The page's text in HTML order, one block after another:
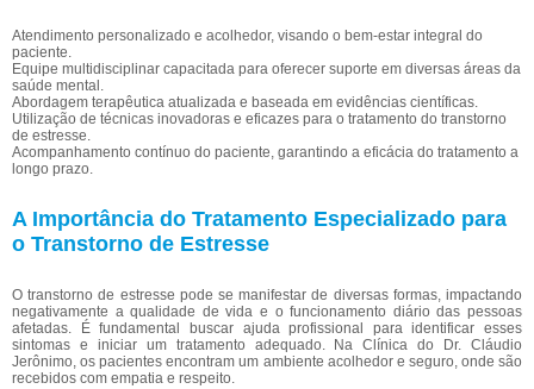
Atendimento personalizado e acolhedor, visando o bem-estar integral do
paciente.
Equipe multidisciplinar capacitada para oferecer suporte em diversas áreas da
saúde mental.
Abordagem terapêutica atualizada e baseada em evidências científicas.
Utilização de técnicas inovadoras e eficazes para o tratamento do transtorno
de estresse.
Acompanhamento contínuo do paciente, garantindo a eficácia do tratamento a
longo prazo.
A Importância do Tratamento Especializado para
o Transtorno de Estresse
O transtorno de estresse pode se manifestar de diversas formas, impactando
negativamente a qualidade de vida e o funcionamento diário das pessoas
afetadas. É fundamental buscar ajuda profissional para identificar esses
sintomas e iniciar um tratamento adequado. Na Clínica do Dr. Cláudio
Jerônimo, os pacientes encontram um ambiente acolhedor e seguro, onde são
recebidos com empatia e respeito.